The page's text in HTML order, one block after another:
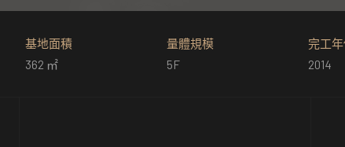
基地面積
362 ㎡
量體規模
5F
完工
2014